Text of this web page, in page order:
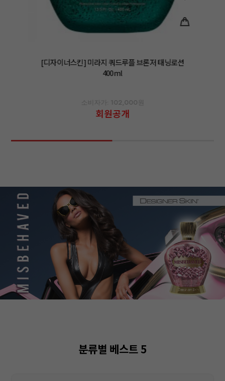
[디자이너스킨] 미라지 쿼드루플 브론저 태닝로션
400ml
소비자가: 102,000원
회원공개
분류별 베스트 5